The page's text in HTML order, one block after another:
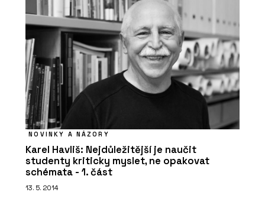
NOVINKY A NÁZORY
Karel Havliš: Nejdůležitější je naučit
studenty kriticky myslet, ne opakovat
schémata - 1. část
13. 5. 2014